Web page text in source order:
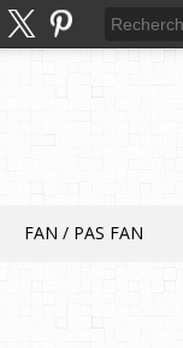
FAN / PAS FAN